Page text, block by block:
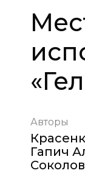
Авторы
Гапич